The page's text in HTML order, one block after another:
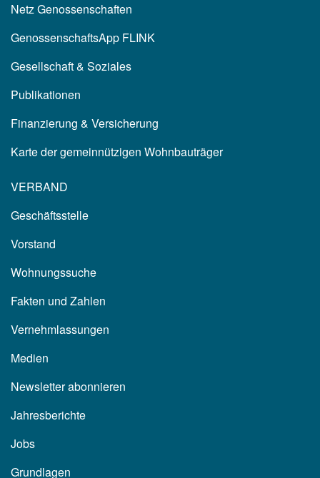
Netz Genossenschaften
GenossenschaftsApp FLINK
Gesellschaft & Soziales
Publikationen
Finanzierung & Versicherung
Karte der gemeinnützigen Wohnbauträger
VERBAND
Geschäftsstelle
Vorstand
Wohnungssuche
Fakten und Zahlen
Vernehmlassungen
Medien
Newsletter abonnieren
Jahresberichte
Jobs
Grundlagen